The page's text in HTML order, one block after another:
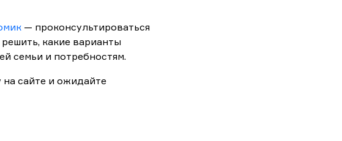
— проконсультироваться
какие варианты
семьи и потребностям.
на сайте и ожидайте